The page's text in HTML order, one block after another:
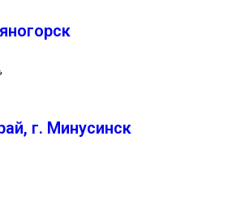
г. Минусинск